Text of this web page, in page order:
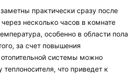
практически сразу после
несколько часов в комнате
особенно в области пола
за счет повышения
системы можно
теплоносителя, что приведет к